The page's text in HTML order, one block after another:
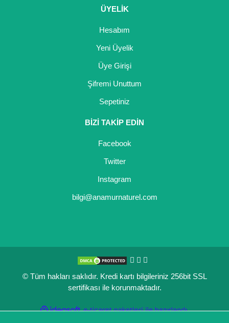
ÜYELİK
Hesabım
Yeni Üyelik
Üye Girişi
Şifremi Unuttum
Sepetiniz
BİZİ TAKİP EDİN
Facebook
Twitter
Instagram
bilgi@anamurnaturel.com
© Tüm hakları saklıdır. Kredi kartı bilgileriniz 256bit SSL
sertifikası ile korunmaktadır.
ideasoft
e-
ile